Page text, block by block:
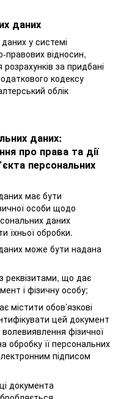
даних
у системі
правових відносин,
за придбані
кодексу
облік
даних:
про права та дії
персональних
має бути
особи щодо
даних
їхньої обробки.
може бути надана
реквізитами, що дає
і фізичну особу;
містити обов’язкові
цей документ
фізичної
її персональних
підписом
документа